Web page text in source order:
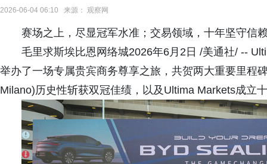
2026-06-04 06:10 来源： 观察网
赛场之上，尽显冠军水准；交易领域，十年坚守信
毛里求斯埃比恩网络城2026年6月2日 /美通社/ --
举办了一场专属贵宾商务尊享之旅，共贺两大重要里程
Milano)历史性斩获双冠佳绩，以及Ultima Markets成立